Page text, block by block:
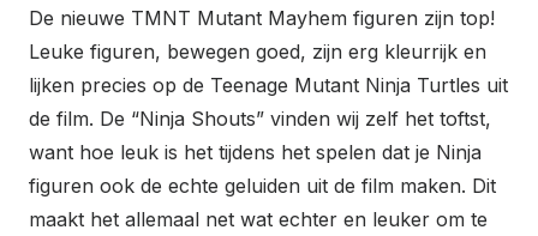
De nieuwe TMNT Mutant Mayhem figuren zijn top!
Leuke figuren, bewegen goed, zijn erg kleurrijk en
lijken precies op de Teenage Mutant Ninja Turtles uit
de film. De “Ninja Shouts” vinden wij zelf het toftst,
want hoe leuk is het tijdens het spelen dat je Ninja
figuren ook de echte geluiden uit de film maken. Dit
maakt het allemaal net wat echter en leuker om te